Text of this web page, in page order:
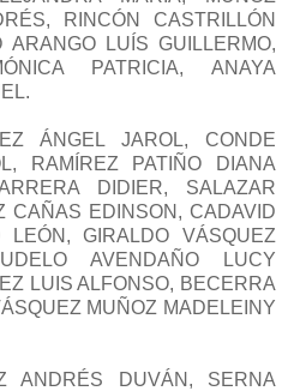
RINCÓN CASTRILLÓN
ARANGO LUÍS GUILLERMO,
PATRICIA, ANAYA
ÁNGEL JAROL, CONDE
RAMÍREZ PATIÑO DIANA
DIDIER, SALAZAR
CAÑAS EDINSON, CADAVID
LEÓN, GIRALDO VÁSQUEZ
AVENDAÑO LUCY
LUIS ALFONSO, BECERRA
MUÑOZ MADELEINY
ANDRÉS DUVÁN, SERNA